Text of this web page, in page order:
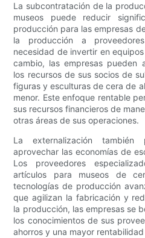
La subcontratación de la
museos puede reducir
producción para las empresas
la producción a
necesidad de invertir en
cambio, las empresas pueden
los recursos de sus socios de
figuras y esculturas de cera de
menor. Este enfoque rentable
sus recursos financieros de
otras áreas de sus operaciones.
La externalización
aprovechar las economías de
Los proveedores
artículos para museos de
tecnologías de producción
que agilizan la fabricación y
la producción, las empresas se
los conocimientos de sus
ahorros y una mayor